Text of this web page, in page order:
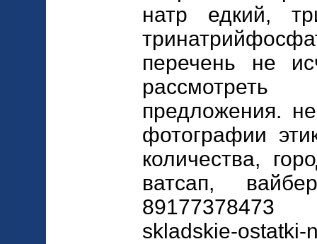
натр едкий,
перечень не
предложения.
фотографии
количества,
ватсап,
89177378473
skladskie-ostatki-